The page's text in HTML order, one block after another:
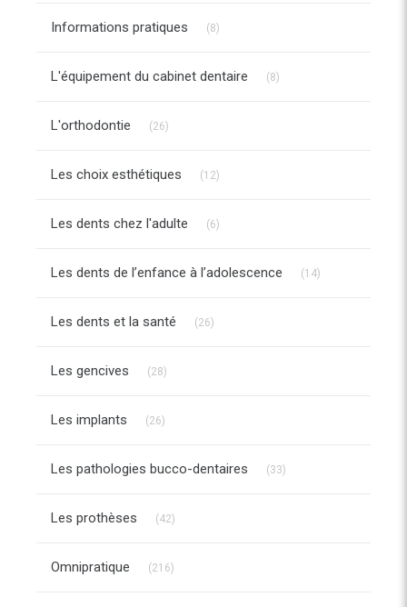
Informations pratiques (8)
L'équipement du cabinet dentaire (8)
L'orthodontie (26)
Les choix esthétiques (12)
Les dents chez l'adulte (6)
Les dents de l’enfance à l’adolescence (14)
Les dents et la santé (26)
Les gencives (28)
Les implants (26)
Les pathologies bucco-dentaires (33)
Les prothèses (42)
Omnipratique (216)